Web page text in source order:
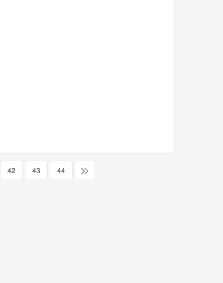
42 43 44